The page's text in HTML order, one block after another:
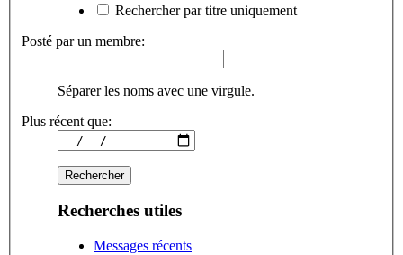
Rechercher par titre uniquement
Posté par un membre:
Séparer les noms avec une virgule.
Plus récent que:
Recherches utiles
Messages récents